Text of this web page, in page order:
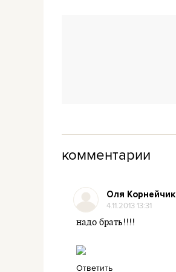
комментарии
Оля Корнейчик
4.11.2013 13:31
надо брать!!!!
Ответить